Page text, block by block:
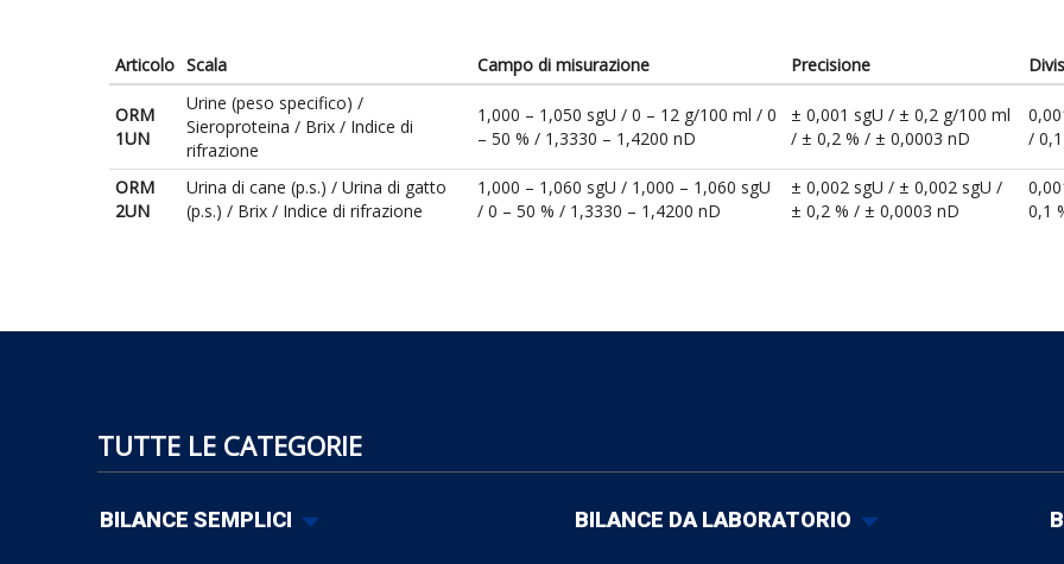
Articolo Scala Campo di misurazione Precisione
ORM
1UN
Urine (peso specifico) /
Sieroproteina / Brix / Indice di
rifrazione
1,000 – 1,050 sgU / 0 – 12 g/100 ml / 0
– 50 % / 1,3330 – 1,4200 nD
± 0,001 sgU / ± 0,2 g/100 ml
/ ± 0,2 % / ± 0,0003 nD
/
ORM
2UN
Urina di cane (p.s.) / Urina di gatto
(p.s.) / Brix / Indice di rifrazione
1,000 – 1,060 sgU / 1,000 – 1,060 sgU
/ 0 – 50 % / 1,3330 – 1,4200 nD
± 0,002 sgU / ± 0,002 sgU /
± 0,2 % / ± 0,0003 nD
0,1
TUTTE LE CATEGORIE
BILANCE SEMPLICI BILANCE DA LABORATORIO